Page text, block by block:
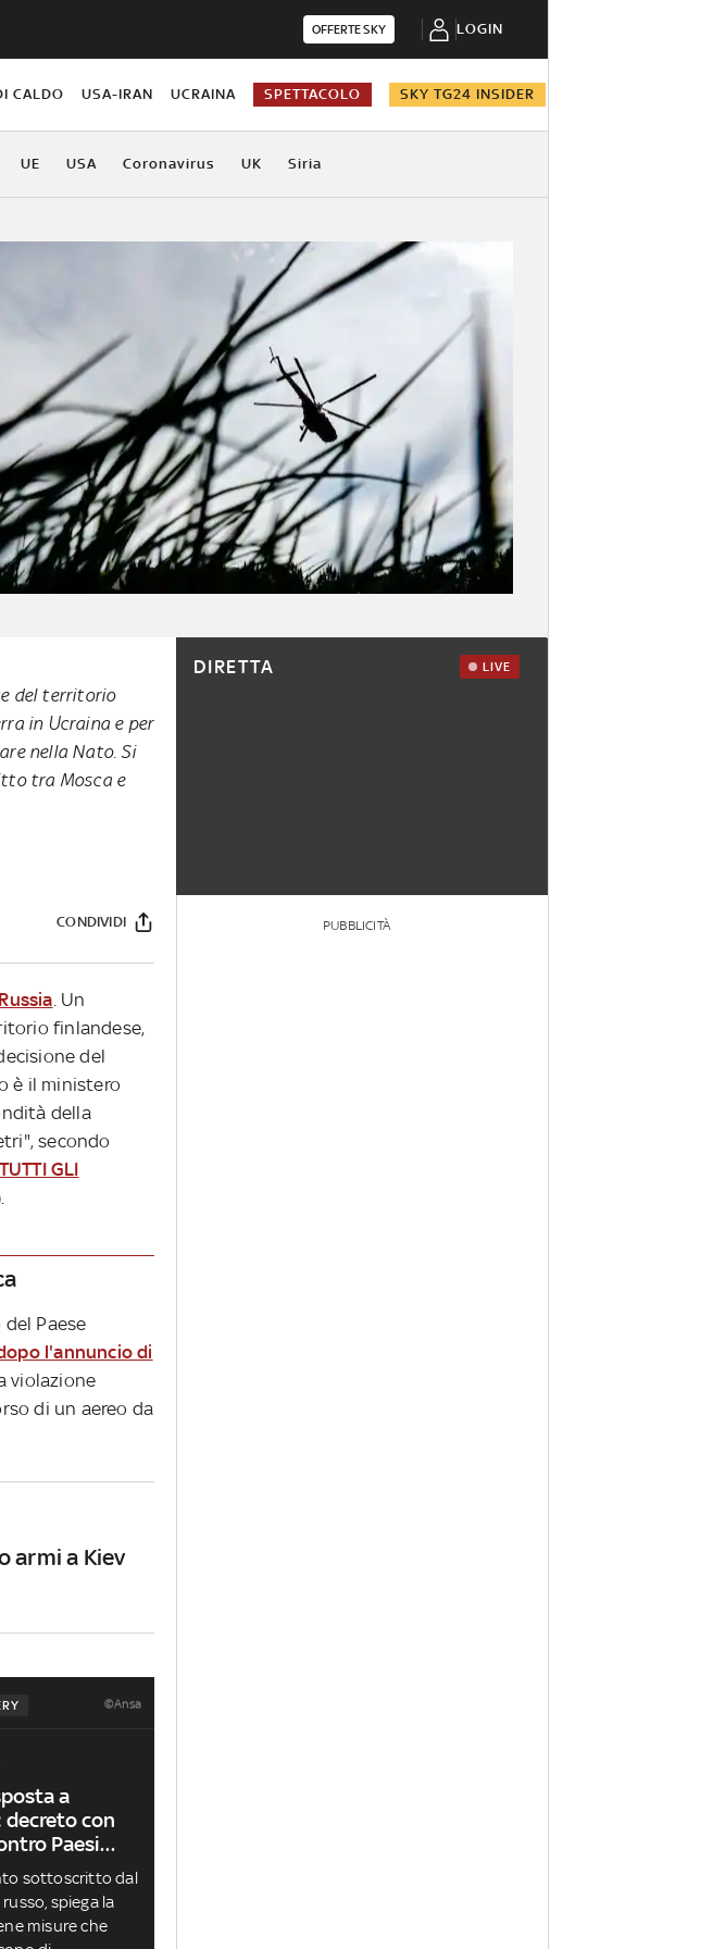
OFFERTE SKY LOGIN
CALDO USA-IRAN UCRAINA SPETTACOLO SKY TG24 INSIDER
UE USA Coronavirus UK Siria
del territorio
in Ucraina e per
nella Nato. Si
tra Mosca e
CONDIVIDI
Russia. Un
finlandese,
del
è il ministero
della
secondo
TUTTI GLI
Paese
l'annuncio di
violazione
di un aereo da
armi a Kiev
©Ansa
a
decreto con
Paesi
sottoscritto dal
spiega la
misure che
DIRETTA LIVE
PUBBLICITÀ